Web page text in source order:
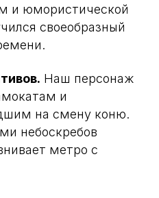
и юмористической
своеобразный
Наш персонаж
и
на смену коню.
небоскребов
метро с